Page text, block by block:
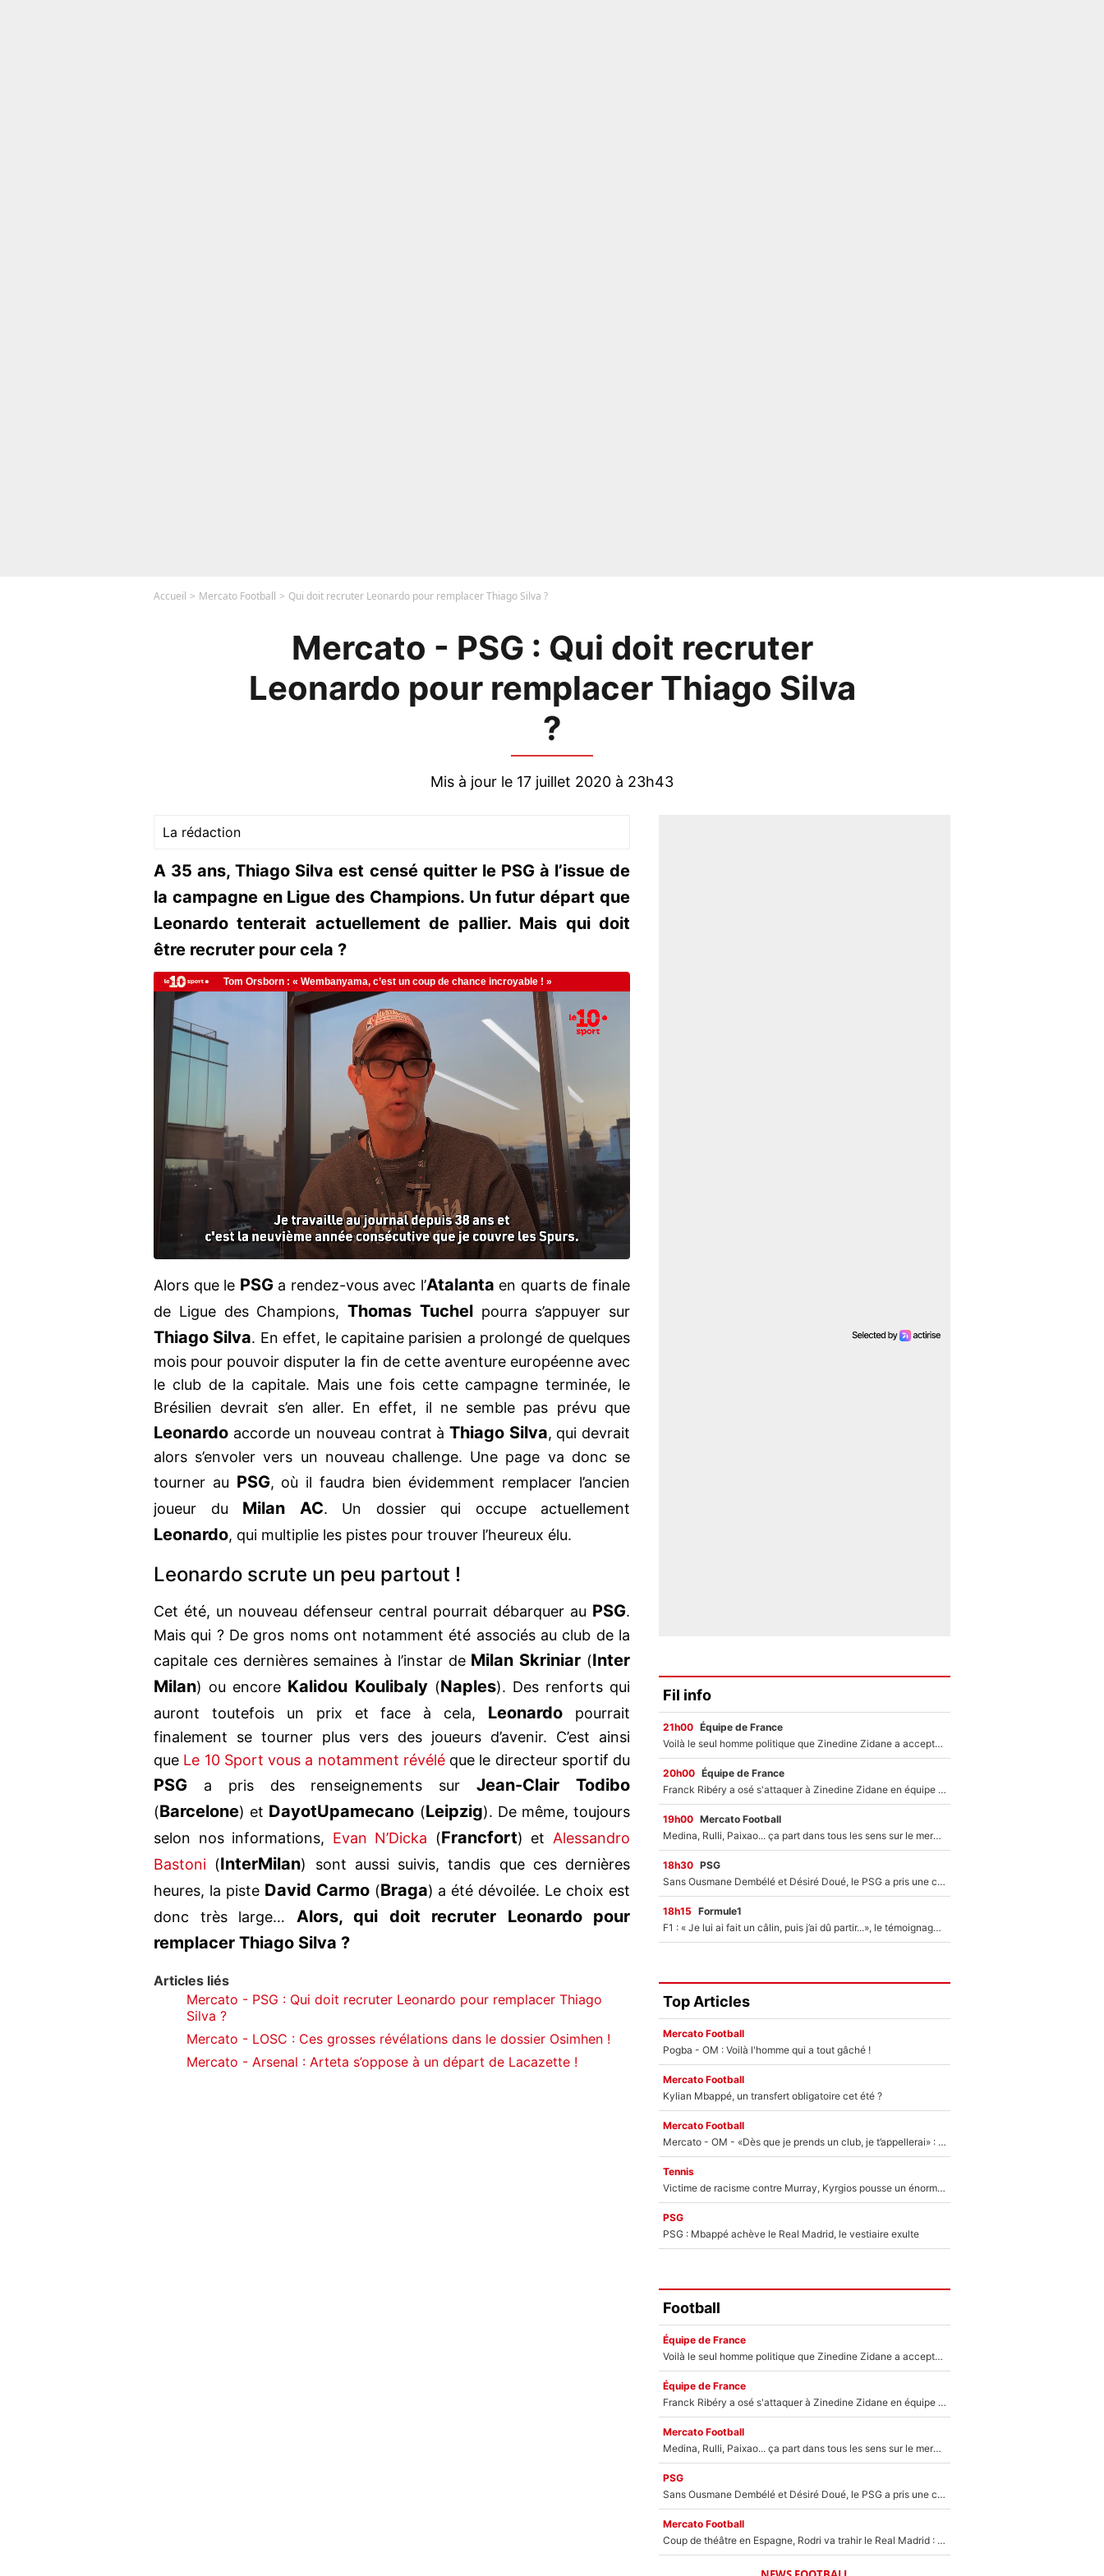
Accueil Mercato Football Qui doit recruter Leonardo pour remplacer Thiago Silva ?
Mercato - PSG : Qui doit recruter
Leonardo pour remplacer Thiago Silva
?
Mis à jour le 17 juillet 2020 à 23h43
La rédaction
A 35 ans, Thiago Silva est censé quitter le PSG à l’issue de
la campagne en Ligue des Champions. Un futur départ que
Leonardo tenterait actuellement de pallier. Mais qui doit
être recruter pour cela ?
Alors que le PSGa rendez-vous avec l’Atalanta en quarts de finale
de Ligue des Champions, Thomas Tuchel pourra s’appuyer sur
Thiago Silva. En effet, le capitaine parisien a prolongé de quelques
mois pour pouvoir disputer la fin de cette aventure européenne avec
le club de la capitale. Mais une fois cette campagne terminée, le
Brésilien devrait s’en aller. En effet, il ne semble pas prévu que
Leonardo accorde un nouveau contrat à Thiago Silva, qui devrait
alors s’envoler vers un nouveau challenge. Une page va donc se
tourner au PSG, où il faudra bien évidemment remplacer l’ancien
joueur du Milan AC. Un dossier qui occupe actuellement
Leonardo, qui multiplie les pistes pour trouver l’heureux élu.
Leonardo scrute un peu partout !
Cet été, un nouveau défenseur central pourrait débarquer au PSG.
Mais qui ? De gros noms ont notamment été associés au club de la
capitale ces dernières semaines à l’instar de Milan Skriniar (Inter
Milan) ou encore Kalidou Koulibaly(Naples). Des renforts qui
auront toutefois un prix et face à cela, Leonardo pourrait
finalement se tourner plus vers des joueurs d’avenir. C’est ainsi
que Le 10 Sport vous a notamment révéléque le directeur sportif du
PSG a pris des renseignements surJean-Clair Todibo
(Barcelone) et DayotUpamecano (Leipzig). De même, toujours
selon nos informations, Evan N’Dicka (Francfort) etAlessandro
Bastoni (InterMilan) sont aussi suivis, tandis que ces dernières
heures, la piste David Carmo(Braga) a été dévoilée. Le choix est
donc très large… Alors, qui doit recruter Leonardo pour
remplacer Thiago Silva ?
Articles liés
Mercato - PSG : Qui doit recruter Leonardo pour remplacer Thiago
Silva ?
Mercato - LOSC : Ces grosses révélations dans le dossier Osimhen !
Mercato - Arsenal : Arteta s’oppose à un départ de Lacazette !
Fil info
21h00 Équipe de France
Voilà le seul homme politique que Zinedine Zidane a accepté dans son entourage : «Je garde un très bon souvenir de lui»
20h00 Équipe de France
Franck Ribéry a osé s'attaquer à Zinedine Zidane en équipe de France : «Je n'aurais jamais fait ça»
19h00 Mercato Football
Medina, Rulli, Paixao... ça part dans tous les sens sur le mercato de l'OM : Frank McCourt va enfin récupérer l'argent qu'il attend ?
18h30 PSG
Sans Ousmane Dembélé et Désiré Doué, le PSG a pris une correction face à Majorque : Luis Enrique attend avec impatience des renforts !
18h15 Formule1
F1 : « Je lui ai fait un câlin, puis j’ai dû partir...», le témoignage émouvant de Max Verstappen sur sa fille
Top Articles
Mercato Football
Pogba - OM : Voilà l'homme qui a tout gâché !
Mercato Football
Kylian Mbappé, un transfert obligatoire cet été ?
Mercato Football
Mercato - OM - «Dès que je prends un club, je t’appellerai» : La promesse de Marcelino au moment de claquer la porte
Tennis
Victime de racisme contre Murray, Kyrgios pousse un énorme coup de gueule !
PSG
PSG : Mbappé achève le Real Madrid, le vestiaire exulte
Football
Équipe de France
Voilà le seul homme politique que Zinedine Zidane a accepté dans son entourage : «Je garde un très bon souvenir de lui»
Équipe de France
Franck Ribéry a osé s'attaquer à Zinedine Zidane en équipe de France : «Je n'aurais jamais fait ça»
Mercato Football
Medina, Rulli, Paixao... ça part dans tous les sens sur le mercato de l'OM : Frank McCourt va enfin récupérer l'argent qu'il attend ?
PSG
Sans Ousmane Dembélé et Désiré Doué, le PSG a pris une correction face à Majorque : Luis Enrique attend avec impatience des renforts !
Mercato Football
Coup de théâtre en Espagne, Rodri va trahir le Real Madrid : Le Ballon d'Or a choisi de signer au FC Barcelone !